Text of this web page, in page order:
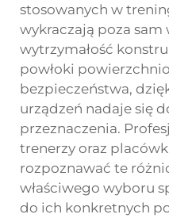
stosowanych w
wykraczają poza
wytrzymałość
powłoki
bezpieczeństwa,
urządzeń nadaje się
przeznaczenia.
trenerzy oraz
rozpoznawać te
właściwego wyboru
do ich konkretnych